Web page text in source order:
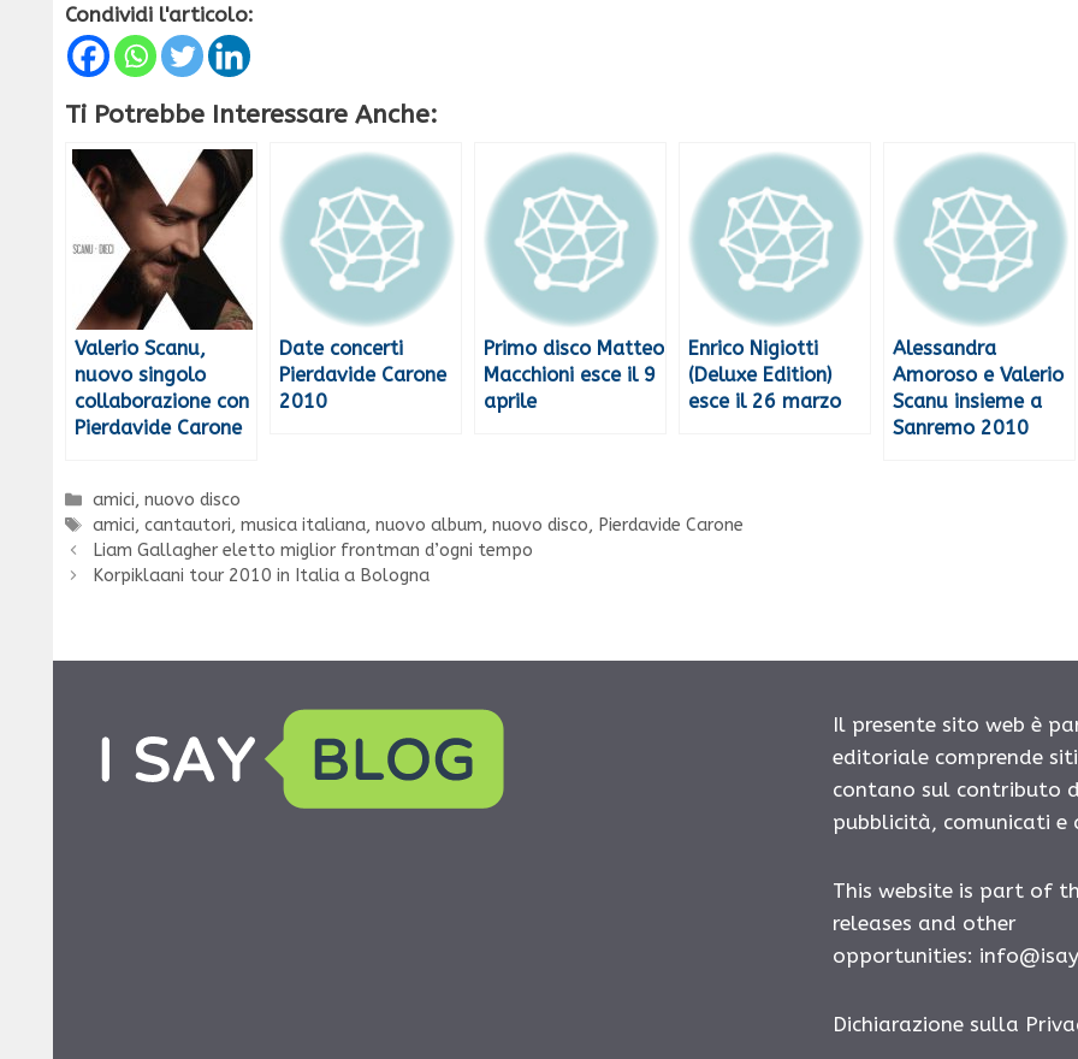
Condividi l'articolo:
Ti Potrebbe Interessare Anche:
Valerio Scanu,
nuovo singolo
collaborazione con
Pierdavide Carone
Date concerti
Pierdavide Carone
2010
Primo disco Matteo
Macchioni esce il 9
aprile
Enrico Nigiotti
(Deluxe Edition)
esce il 26 marzo
Alessandra
Amoroso e Valerio
Scanu insieme a
Sanremo 2010
Categorie
amici,nuovo disco
Tag
amici,cantautori,musica italiana,nuovo album,nuovo disco, Pierdavide Carone
Liam Gallagher eletto miglior frontman d’ogni tempo
Korpiklaani tour 2010 in Italia a Bologna
Il presente sito web è
editoriale comprende
contano sul contributo
pubblicità, comunicati e
This website is part of
releases and other
opportunities:
Dichiarazione sulla